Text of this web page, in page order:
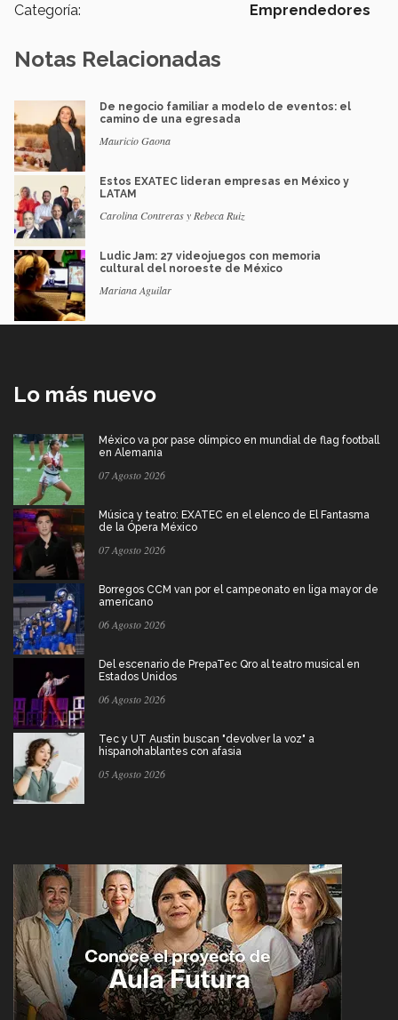
Categoría: Emprendedores
Notas Relacionadas
De negocio familiar a modelo de eventos: el
camino de una egresada
Mauricio Gaona
Estos EXATEC lideran empresas en México y
LATAM
Carolina Contreras y Rebeca Ruiz
Ludic Jam: 27 videojuegos con memoria
cultural del noroeste de México
Mariana Aguilar
Lo más nuevo
México va por pase olímpico en mundial de flag football
en Alemania
07 Agosto 2026
Música y teatro: EXATEC en el elenco de El Fantasma
de la Ópera México
07 Agosto 2026
Borregos CCM van por el campeonato en liga mayor de
americano
06 Agosto 2026
Del escenario de PrepaTec Qro al teatro musical en
Estados Unidos
06 Agosto 2026
Tec y UT Austin buscan "devolver la voz" a
hispanohablantes con afasia
05 Agosto 2026